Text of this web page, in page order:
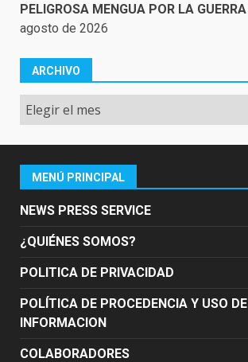
PELIGROSA MENGUA POR LA
agosto de 2026
ARCHIVO
Archivo
MENÚ PRINCIPAL
NEWS PRESS SERVICE
¿QUIÉNES SOMOS?
POLITICA DE PRIVACIDAD
POLÍTICA DE PROCEDENCIA Y USO
INFORMACION
COLABORADORES